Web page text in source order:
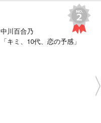
中川百合乃
「キミ、10代、恋の予感」